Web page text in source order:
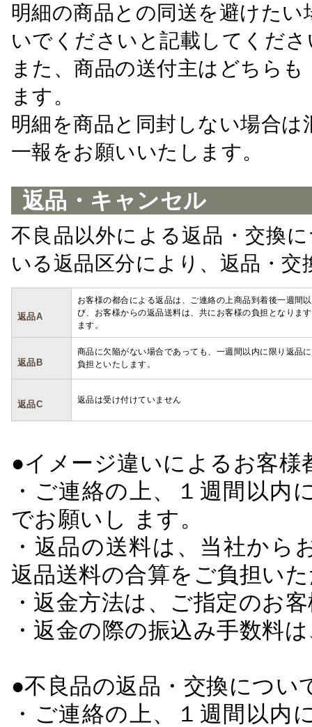
明細の商品との同送を避けた
いでくださいと記載してくださ
また、商品の送付主はどちら
ます。
明細を商品と同封しない場合
一報をお願いいたします。
返品・キャンセル
不良品以外による返品・交換
いる返品区分により、返品・
返品A
お客様の都合による返品は、ご連絡の上商品到着後一週間
び、お客様からの返品送料は、共にお客様の負担となりま
ます。
返品B
商品に欠陥がない場合であっても、一週間以内に限り返品
負担といたします。
返品C 返品は受け付けていません
●イメージ違いによるお客
・ご連絡の上、１週間以
でお願いし ます。
・返品の送料は、当社か
返品送料の合算をご負担い
・返金方法は、ご指定のお
・返金の際の振込み手数料
●不良品の返品・交換につい
・ご連絡の上、１週間以